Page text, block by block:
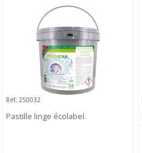
Ref. 250032
Pastille linge écolabel.